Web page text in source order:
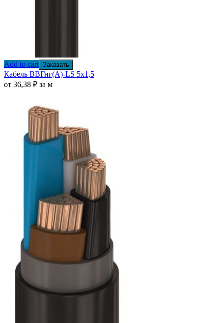
Add to cart Заказать
Кабель ВВГнг(А)-LS 5х1,5
от 36,38 ₽ за м